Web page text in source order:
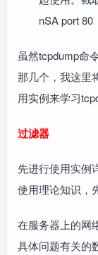
nSA port 80
虽然tcpdump命
那几个，我这里
用实例来学习
过滤器
先进行使用实例
使用理论知识，
在服务器上的网
具体问题有关的